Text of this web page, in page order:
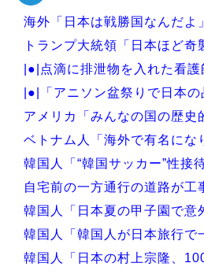
海外「日本は戦勝国なんだよ
トランプ大統領「日本ほど奇
|●|点滴に排泄物を入れた看護
|●|「アニソン盆祭りで日本の
アメリカ「みんなの国の歴史
ベトナム人「海外で有名にな
韓国人「“韓国サッカー”性接
自宅前の一方通行の道路が工
韓国人「日本夏の甲子園で意
韓国人「韓国人が日本旅行で
韓国人「日本の村上宗隆、